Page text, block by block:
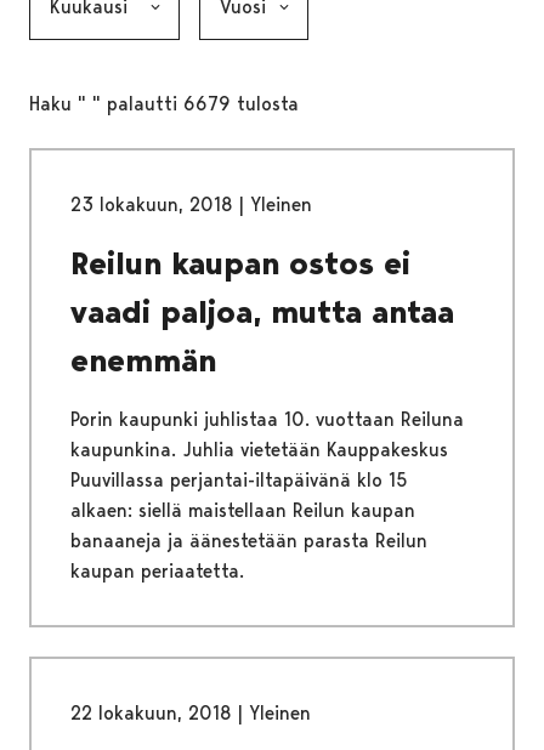
Haku " " palautti 6679 tulosta
23 lokakuun, 2018 | Yleinen
Reilun kaupan ostos ei
vaadi paljoa, mutta antaa
enemmän
Porin kaupunki juhlistaa 10. vuottaan Reiluna
kaupunkina. Juhlia vietetään Kauppakeskus
Puuvillassa perjantai-iltapäivänä klo 15
alkaen: siellä maistellaan Reilun kaupan
banaaneja ja äänestetään parasta Reilun
kaupan periaatetta.
22 lokakuun, 2018 | Yleinen